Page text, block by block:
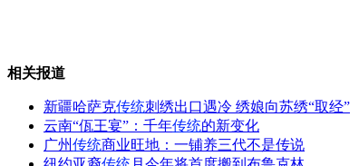
伦敦奥运：居民楼顶或安导弹
相关报道
新疆哈萨克传统刺绣出口遇冷 绣娘向苏绣“取经”
云南“佤王宴”：千年传统的新变化
广州传统商业旺地：一铺养三代不是传说